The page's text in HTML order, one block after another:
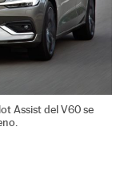
Assist del V60 se